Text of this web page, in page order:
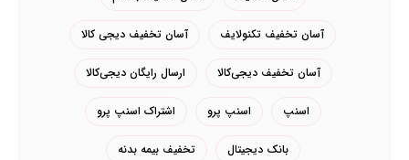
آسان تخفیف تکنولایف آسان تخفیف دیجی کالا
آسان تخفیف دیجی‌کالا ارسال رایگان دیجی‌کالا
اسنپ اسنپ پرو اشتراک اسنپ پرو
بانک دیجیتال تخفیف بیمه بدنه